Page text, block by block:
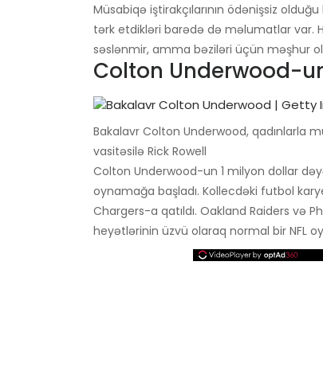
Müsabiqə iştirakçılarının ödənişsiz
tərk etdikləri barədə də məlumatlar var.
səslənmir, amma bəziləri üçün məşhur
Colton Underwood-
Bakalavr Colton Underwood, qadınlarla
vasitəsilə Rick Rowell
Colton Underwood-un 1 milyon dollar
oynamağa başladı. Kollecdəki futbol
Chargers-a qatıldı. Oakland Raiders və
heyətlərinin üzvü olaraq normal bir NFL